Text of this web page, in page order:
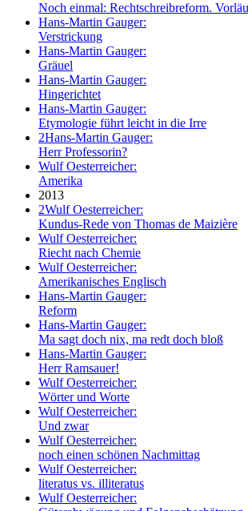
Noch einmal: Rechtschreibreform.
Hans-Martin Gauger:
Verstrickung
Hans-Martin Gauger:
Gräuel
Hans-Martin Gauger:
Hingerichtet
Hans-Martin Gauger:
Etymologie führt leicht in die Irre
2Hans-Martin Gauger:
Herr Professorin?
Wulf Oesterreicher:
Amerika
2013
2Wulf Oesterreicher:
Kundus-Rede von Thomas de Maizière
Wulf Oesterreicher:
Riecht nach Chemie
Wulf Oesterreicher:
Amerikanisches Englisch
Hans-Martin Gauger:
Reform
Hans-Martin Gauger:
Ma sagt doch nix, ma redt doch bloß
Hans-Martin Gauger:
Herr Ramsauer!
Wulf Oesterreicher:
Wörter und Worte
Wulf Oesterreicher:
Und zwar
Wulf Oesterreicher:
noch einen schönen Nachmittag
Wulf Oesterreicher:
literatus vs. illiteratus
Wulf Oesterreicher: